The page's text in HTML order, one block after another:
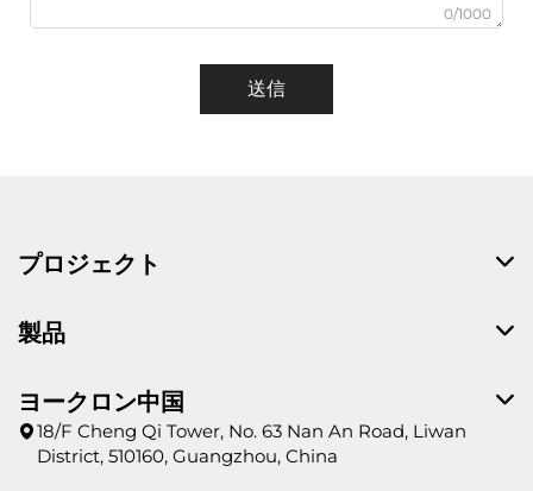
0/1000
送信
プロジェクト
製品
ヨークロン中国
18/F Cheng Qi Tower, No. 63 Nan An Road, Liwan
District, 510160, Guangzhou, China